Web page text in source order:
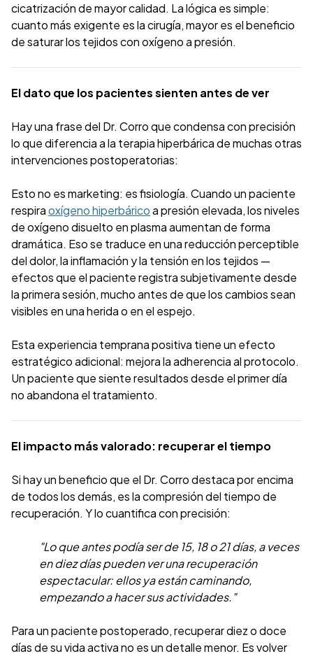
cicatrización de mayor calidad. La lógica es simple:
cuanto más exigente es la cirugía, mayor es el beneficio
de saturar los tejidos con oxígeno a presión.
El dato que los pacientes sienten antes de ver
Hay una frase del Dr. Corro que condensa con precisión
lo que diferencia a la terapia hiperbárica de muchas otras
intervenciones postoperatorias:
Esto no es marketing: es fisiología. Cuando un paciente
respiraoxígeno hiperbáricoa presión elevada, los niveles
de oxígeno disuelto en plasma aumentan de forma
dramática. Eso se traduce en una reducción perceptible
del dolor, la inflamación y la tensión en los tejidos —
efectos que el paciente registra subjetivamente desde
la primera sesión, mucho antes de que los cambios sean
visibles en una herida o en el espejo.
Esta experiencia temprana positiva tiene un efecto
estratégico adicional: mejora la adherencia al protocolo.
Un paciente que siente resultados desde el primer día
no abandona el tratamiento.
El impacto más valorado: recuperar el tiempo
Si hay un beneficio que el Dr. Corro destaca por encima
de todos los demás, es la compresión del tiempo de
recuperación. Y lo cuantifica con precisión:
"Lo que antes podía ser de 15, 18 o 21 días, a veces
en diez días pueden ver una recuperación
espectacular: ellos ya están caminando,
empezando a hacer sus actividades."
Para un paciente postoperado, recuperar diez o doce
días de su vida activa no es un detalle menor. Es volver